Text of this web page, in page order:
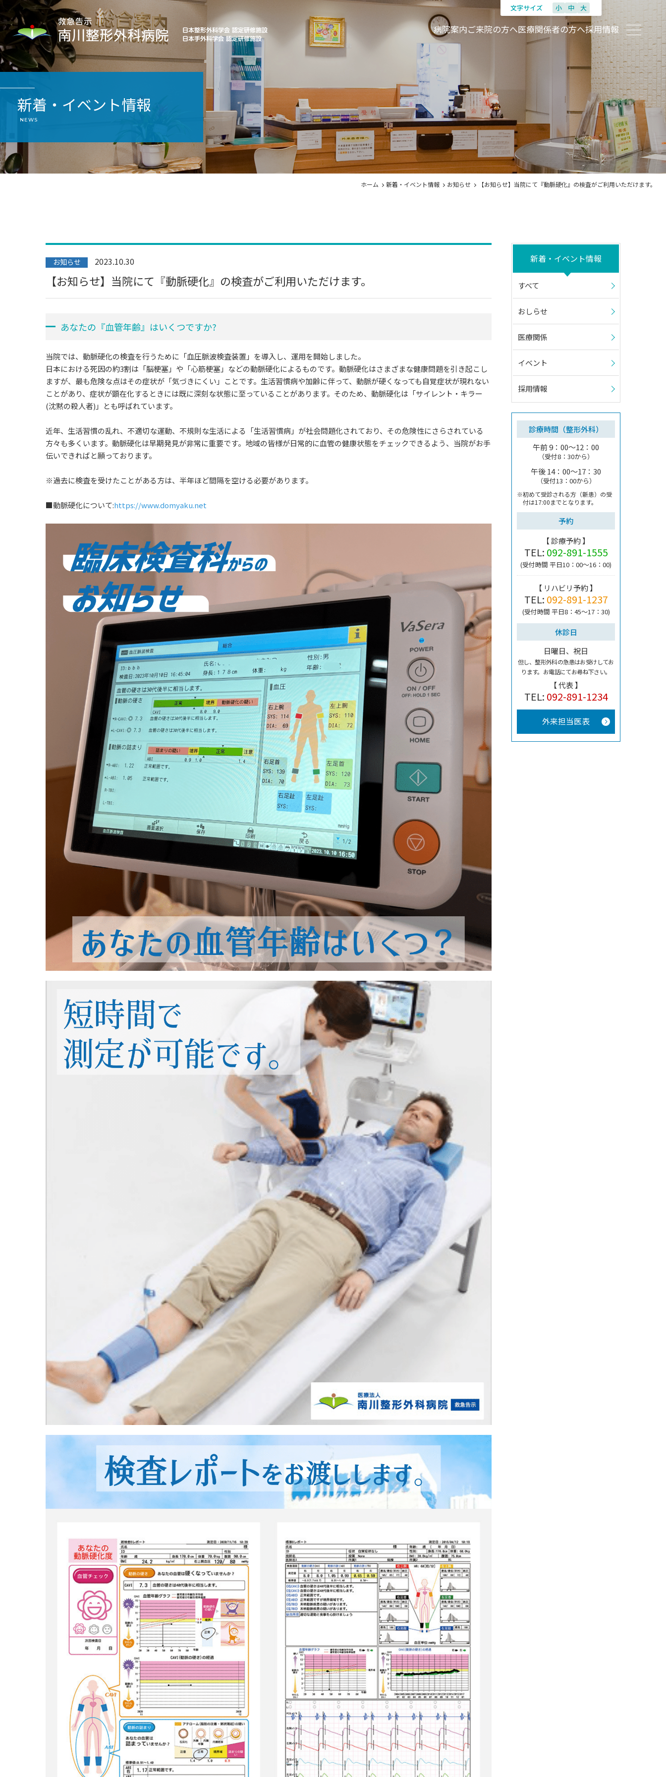
文字サイズ 小 中 大
病院案内ご来院の方へ医療関係者の方へ採用情報
新着・イベント情報
NEWS
ホーム 新着・イベント情報 お知らせ 【お知らせ】当院にて『動脈硬化』の検査がご利用いただけます。
お知らせ 2023.10.30
【お知らせ】当院にて『動脈硬化』の検査がご利用いただけます。
あなたの『血管年齢』はいくつですか?
当院では、動脈硬化の検査を行うために「血圧脈波検査装置」を導入し、運用を開始しました。
日本における死因の約3割は「脳梗塞」や「心筋梗塞」などの動脈硬化によるものです。動脈硬化はさまざまな健康問題を引き起こし
ますが、最も危険な点はその症状が「気づきにくい」ことです。生活習慣病や加齢に伴って、動脈が硬くなっても自覚症状が現れない
ことがあり、症状が顕在化するときには既に深刻な状態に至っていることがあります。そのため、動脈硬化は「サイレント・キラー
(沈黙の殺人者)」とも呼ばれています。
近年、生活習慣の乱れ、不適切な運動、不規則な生活による「生活習慣病」が社会問題化されており、その危険性にさらされている
方々も多くいます。動脈硬化は早期発見が非常に重要です。地域の皆様が日常的に血管の健康状態をチェックできるよう、当院がお手
伝いできればと願っております。
※過去に検査を受けたことがある方は、半年ほど間隔を空ける必要があります。
■動脈硬化について:https://www.domyaku.net
新着・イベント情報
すべて
おしらせ
医療関係
イベント
採用情報
診療時間（整形外科）
午前 9：00～12：00
（受付8：30から）
午後 14：00～17：30
（受付13：00から）
※初めて受診される方（新患）の受
付は17:00までとなります。
予約
【 診療予約 】
TEL: 092-891-1555
(受付時間 平日10：00～16：00)
【 リハビリ予約 】
TEL: 092-891-1237
(受付時間 平日8：45～17：30)
休診日
日曜日、祝日
但し、整形外科の急患はお受けしてお
ります。 お電話にてお尋ね下さい。
【 代表 】
TEL: 092-891-1234
外来担当医表